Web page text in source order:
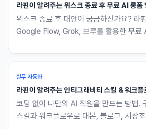
라핀이 알려주는 위스크 종료 후 무료 AI 롱폼
위스크 종료 후 대안이 궁금하신가요? 라
Google Flow, Grok, 브루를 활용한 무료
있으면 나머지는 전부 자동입니다.
실무 자동화
라핀이 알려주는 안티그래비티 스킬 & 워크플
코딩 없이 나만의 AI 직원을 만드는 방법.
스킬과 워크플로우로 대본, 블로그, 시장